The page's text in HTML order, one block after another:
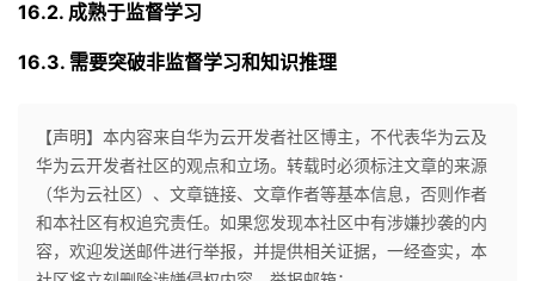
16.2. 成熟于监督学习
16.3. 需要突破非监督学习和知识推理
【声明】本内容来自华为云开发者社区博主，不代表华为云及
华为云开发者社区的观点和立场。转载时必须标注文章的来源
（华为云社区）、文章链接、文章作者等基本信息，否则作者
和本社区有权追究责任。如果您发现本社区中有涉嫌抄袭的内
容，欢迎发送邮件进行举报，并提供相关证据，一经查实，本